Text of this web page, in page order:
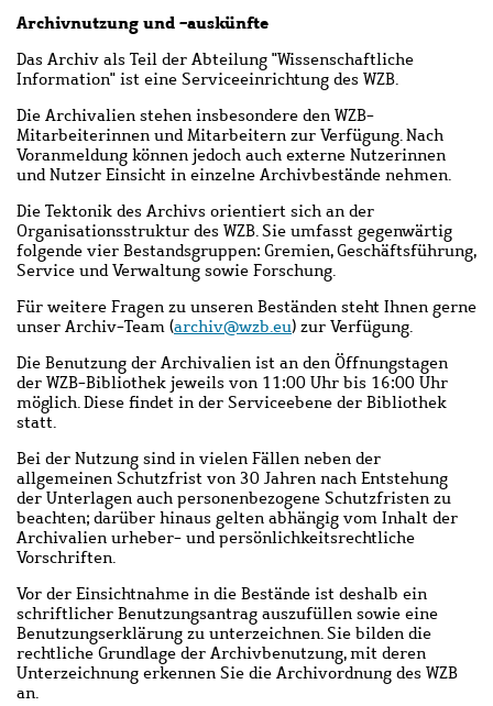
Archivnutzung und -auskünfte
Das Archiv als Teil der Abteilung "Wissenschaftliche
Information" ist eine Serviceeinrichtung des WZB.
Die Archivalien stehen insbesondere den WZB-
Mitarbeiterinnen und Mitarbeitern zur Verfügung. Nach
Voranmeldung können jedoch auch externe Nutzerinnen
und Nutzer Einsicht in einzelne Archivbestände nehmen.
Die Tektonik des Archivs orientiert sich an der
Organisationsstruktur des WZB. Sie umfasst gegenwärtig
folgende vier Bestandsgruppen: Gremien, Geschäftsführung,
Service und Verwaltung sowie Forschung.
Für weitere Fragen zu unseren Beständen steht Ihnen gerne
unser Archiv-Team (archiv@wzb.eu) zur Verfügung.
Die Benutzung der Archivalien ist an den Öffnungstagen
der WZB-Bibliothek jeweils von 11:00 Uhr bis 16:00 Uhr
möglich. Diese findet in der Serviceebene der Bibliothek
statt.
Bei der Nutzung sind in vielen Fällen neben der
allgemeinen Schutzfrist von 30 Jahren nach Entstehung
der Unterlagen auch personenbezogene Schutzfristen zu
beachten; darüber hinaus gelten abhängig vom Inhalt der
Archivalien urheber- und persönlichkeitsrechtliche
Vorschriften.
Vor der Einsichtnahme in die Bestände ist deshalb ein
schriftlicher Benutzungsantrag auszufüllen sowie eine
Benutzungserklärung zu unterzeichnen. Sie bilden die
rechtliche Grundlage der Archivbenutzung, mit deren
Unterzeichnung erkennen Sie die Archivordnung des WZB
an.